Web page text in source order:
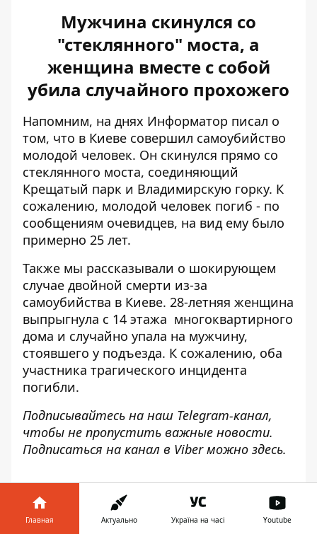
Мужчина скинулся со
"стеклянного" моста, а
женщина вместе с собой
убила случайного прохожего
Напомним, на днях Информатор писал о
том, что в Киеве совершил самоубийство
молодой человек. Он скинулся прямо со
стеклянного моста, соединяющий
Крещатый парк и Владимирскую горку. К
сожалению, молодой человек погиб - по
сообщениям очевидцев, на вид ему было
примерно 25 лет.
Также мы рассказывали о шокирующем
случае двойной смерти из-за
самоубийства в Киеве. 28-летняя женщина
выпрыгнула с 14 этажа многоквартирного
дома и случайно упала на мужчину,
стоявшего у подъезда. К сожалению, оба
участника трагического инцидента
погибли.
Подписывайтесь на наш Telegram-канал,
чтобы не пропустить важные новости.
Подписаться на канал в Viber можно здесь.
ЧИТАЙТЕ ТАКЖЕ:
Попытка самоубийства в Киеве:
Главная Актуально Україна на часі Youtube